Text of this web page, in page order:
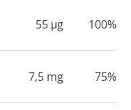
55 μg 100%
7,5 mg 75%